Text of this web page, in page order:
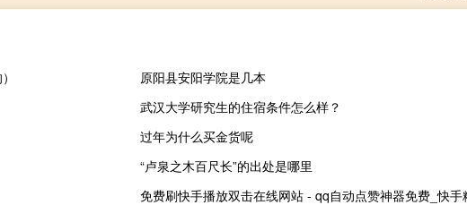
原阳县安阳学院是几本
武汉大学研究生的住宿条件怎么样？
过年为什么买金货呢
“卢泉之木百尺长”的出处是哪里